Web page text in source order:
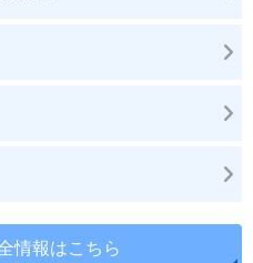
情報はこちら